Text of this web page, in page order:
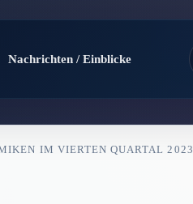
Nachrichten / Einblicke
IM VIERTEN QUARTAL 2023